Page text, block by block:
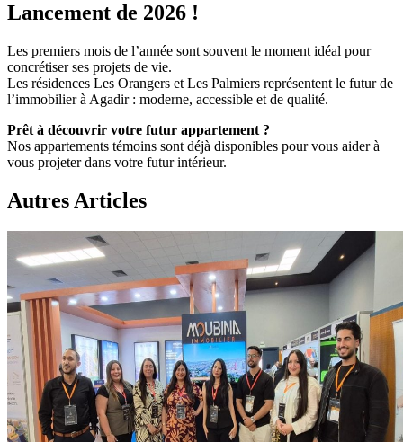
Lancement de 2026 !
Les premiers mois de l’année sont souvent le moment idéal pour
concrétiser ses projets de vie.
Les résidences Les Orangers et Les Palmiers représentent le futur de
l’immobilier à Agadir : moderne, accessible et de qualité.
Prêt à découvrir votre futur appartement ?
Nos appartements témoins sont déjà disponibles pour vous aider à
vous projeter dans votre futur intérieur.
AutresArticles